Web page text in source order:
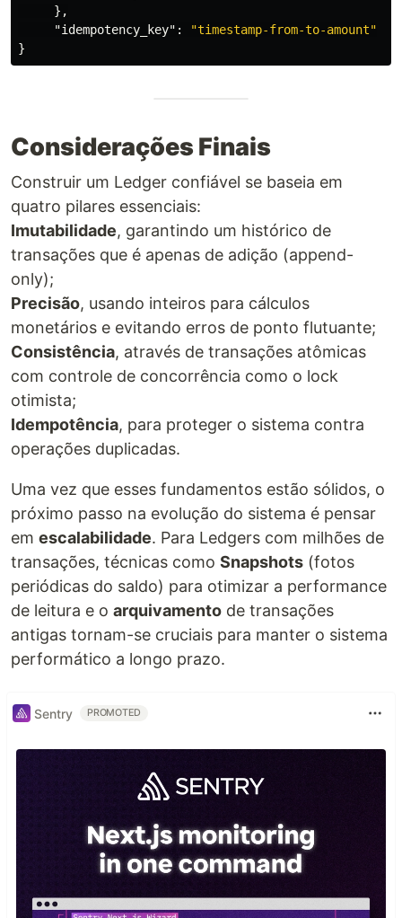
},
"idempotency_key" :
"timestamp-from-to-amount"
}
Considerações Finais
Construir um Ledger confiável se baseia em
quatro pilares essenciais:
Imutabilidade, garantindo um histórico de
transações que é apenas de adição (append-
only);
Precisão, usando inteiros para cálculos
monetários e evitando erros de ponto flutuante;
Consistência, através de transações atômicas
com controle de concorrência como o lock
otimista;
Idempotência, para proteger o sistema contra
operações duplicadas.
Uma vez que esses fundamentos estão sólidos, o
próximo passo na evolução do sistema é pensar
em escalabilidade. Para Ledgers com milhões de
transações, técnicas como Snapshots (fotos
periódicas do saldo) para otimizar a performance
de leitura e o arquivamento de transações
antigas tornam-se cruciais para manter o sistema
performático a longo prazo.
Sentry PROMOTED